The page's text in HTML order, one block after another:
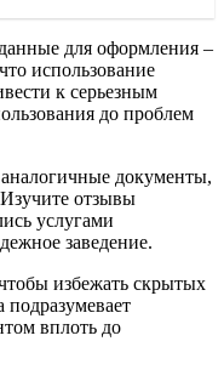
для оформления –
использование
к серьезным
до проблем
аналогичные документы,
отзывы
услугами
заведение.
избежать скрытых
вплоть до